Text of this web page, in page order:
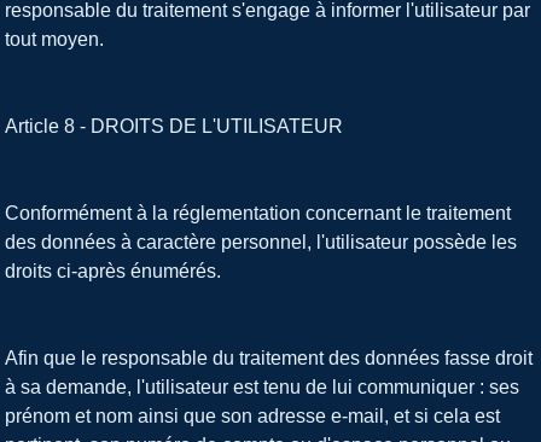
responsable du traitement s'engage à informer l'utilisateur par
tout moyen.
Article 8 - DROITS DE L'UTILISATEUR
Conformément à la réglementation concernant le traitement
des données à caractère personnel, l'utilisateur possède les
droits ci-après énumérés.
Afin que le responsable du traitement des données fasse droit
à sa demande, l'utilisateur est tenu de lui communiquer : ses
prénom et nom ainsi que son adresse e-mail, et si cela est